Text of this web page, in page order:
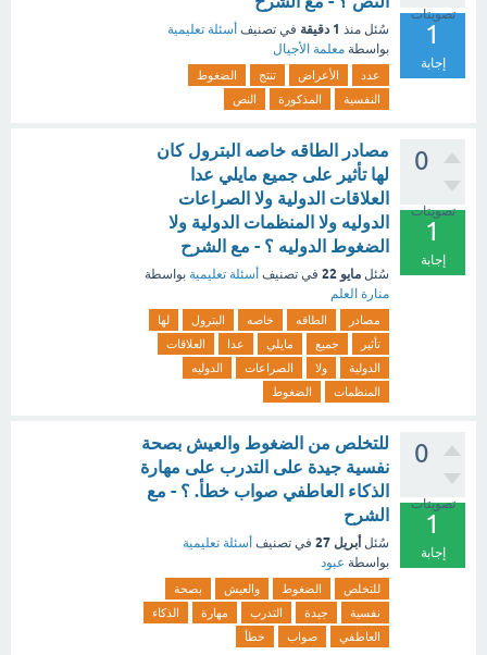
تصويتات
1
إجابة
سُئل منذ 1 دقيقة في تصنيف أسئلة تعليمية
بواسطة معلمة الأجيال
عدد الأعراض تنتج
الضغوط
النفسية
المذكورة النص
0
تصويتات
1
إجابة
مصادر الطاقه خاصه البترول كان
لها تأثير على جميع مايلي عدا
العلاقات الدولية ولا الصراعات
الدوليه ولا المنظمات الدولية ولا
الضغوط الدوليه ؟ - مع الشرح
سُئل مايو 22 في تصنيف أسئلة تعليمية بواسطة
منارة العلم
مصادر الطاقه خاصه البترول
لها
تأثير
جميع مايلي عدا
العلاقات
الدولية
ولا الصراعات
الدوليه
المنظمات
الضغوط
0
تصويتات
1
إجابة
للتخلص من الضغوط والعيش بصحة
نفسية جيدة على التدرب على مهارة
الذكاء العاطفي صواب خطأ. ؟ - مع
الشرح
سُئل أبريل 27 في تصنيف أسئلة تعليمية
بواسطة عبود
للتخلص الضغوط والعيش
بصحة
نفسية
جيدة التدرب مهارة
الذكاء
العاطفي
صواب خطأ